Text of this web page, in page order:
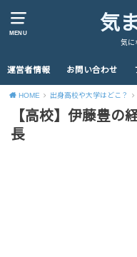
MENU 気
気に
運営者情報 お問い合わせ
HOME 出身高校や大学はどこ？
【高校】伊藤豊の
長